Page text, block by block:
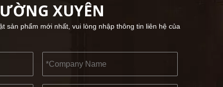
XUYÊN
sản phẩm mới nhất, vui lòng nhập thông tin liên hệ của